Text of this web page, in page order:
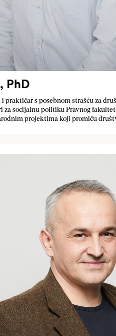
PhD
praktičar s posebnom strašću za
za socijalnu politiku Pravnog
projektima koji promiču